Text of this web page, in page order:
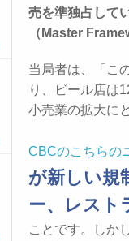
売を準独占して
（Master
当局者は、「こ
り、ビール店は
小売業の拡大に
CBCのこちらの
が新しい規
ー、レスト
ことです。しか